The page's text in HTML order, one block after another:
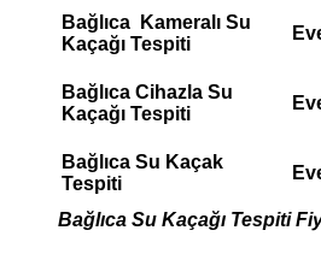
Bağlıca
Kameralı Su
Kaçağı Tespiti
Bağlıca Cihazla Su
Kaçağı Tespiti
Bağlıca Su Kaçak
Tespiti
Bağlıca Su Kaçağı Tespiti